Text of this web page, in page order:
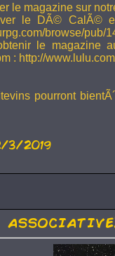
le magazine sur
le DÃ© CalÃ©
browse/pub/
le magazine
: http://
pourront
3/2019